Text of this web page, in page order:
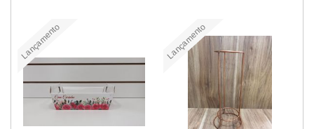
Lançamento Lançamento